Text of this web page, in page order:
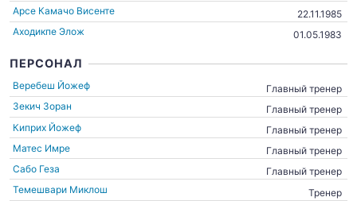
Арсе Камачо Висенте
22.11.1985
Аходикпе Элож
01.05.1983
ПЕРСОНАЛ
Веребеш Йожеф
Главный тренер
Зекич Зоран
Главный тренер
Киприх Йожеф
Главный тренер
Матес Имре
Главный тренер
Сабо Геза
Главный тренер
Темешвари Миклош
Тренер